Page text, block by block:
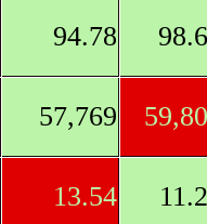
94.78
57,769
13.54